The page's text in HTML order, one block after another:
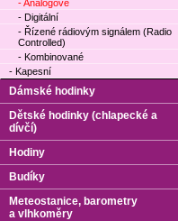
- Analogové
- Digitální
- Řízené rádiovým signálem (Radio
Controlled)
- Kombinované
- Kapesní
Dámské hodinky
Dětské hodinky (chlapecké a
dívčí)
Hodiny
Budíky
Meteostanice, barometry
a vlhkoměry